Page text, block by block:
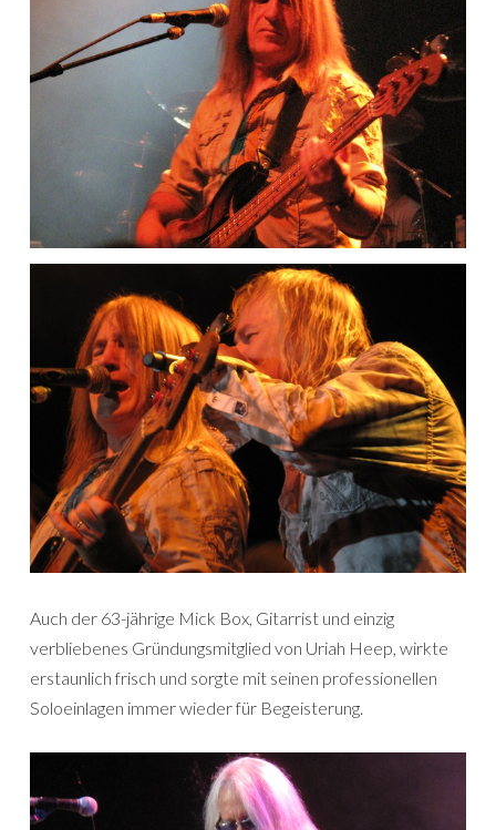
Auch der 63-jährige Mick Box, Gitarrist und einzig
verbliebenes Gründungsmitglied von Uriah Heep, wirkte
erstaunlich frisch und sorgte mit seinen professionellen
Soloeinlagen immer wieder für Begeisterung.